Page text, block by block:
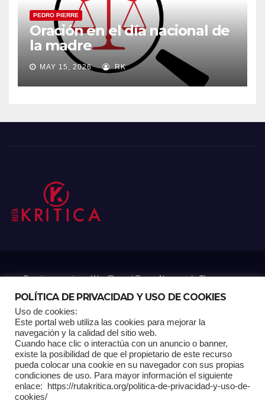
PEDRO PIERRE
Oración en el día nacional de
la madre
MAY 15, 2026 RK
Funciona gracias a WordPress|Tema: Newsup deThemeansar
Home Análisis Carrito RK Contactos Documental Gracias !
Multimedia Página de ejemplo Pagina Principal Pago
POLÍTICA DE PRIVACIDAD Y USO DE COOKIES
Uso de cookies:
Este portal web utiliza las cookies para mejorar la
navegación y la calidad del sitio web.
Cuando hace clic o interactúa con un anuncio o banner,
existe la posibilidad de que el propietario de este recurso
pueda colocar una cookie en su navegador con sus propias
condiciones de uso. Para mayor información el siguiente
enlace: https://rutakritica.org/politica-de-privacidad-y-uso-de-
cookies/